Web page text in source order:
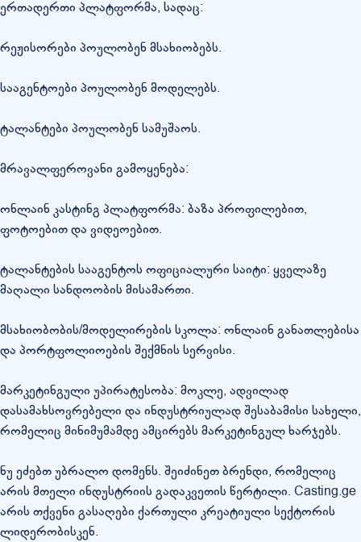
ერთადერთი პლატფორმა, სადაც:
რეჟისორები პოულობენ მსახიობებს.
სააგენტოები პოულობენ მოდელებს.
ტალანტები პოულობენ სამუშაოს.
მრავალფეროვანი გამოყენება:
ონლაინ კასტინგ პლატფორმა: ბაზა პროფილებით,
ფოტოებით და ვიდეოებით.
ტალანტების სააგენტოს ოფიციალური საიტი: ყველაზე
მაღალი სანდოობის მისამართი.
მსახიობობის/მოდელირების სკოლა: ონლაინ განათლებისა
და პორტფოლიოების შექმნის სერვისი.
მარკეტინგული უპირატესობა: მოკლე, ადვილად
დასამახსოვრებელი და ინდუსტრიულად შესაბამისი სახელი,
რომელიც მინიმუმამდე ამცირებს მარკეტინგულ ხარჯებს.
ნუ ეძებთ უბრალო დომენს. შეიძინეთ ბრენდი, რომელიც
არის მთელი ინდუსტრიის გადაკვეთის წერტილი. Casting.ge
არის თქვენი გასაღები ქართული კრეატიული სექტორის
ლიდერობისკენ.